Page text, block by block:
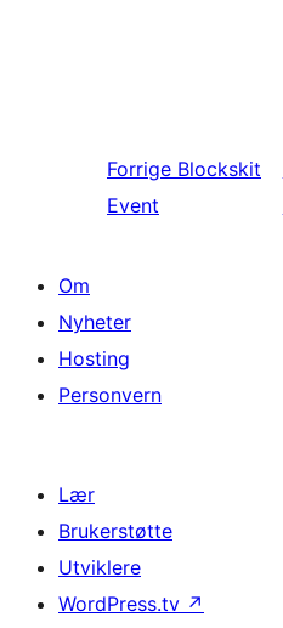
Forrige Blockskit
Event
Om
Nyheter
Hosting
Personvern
Lær
Brukerstøtte
Utviklere
WordPress.tv ↗